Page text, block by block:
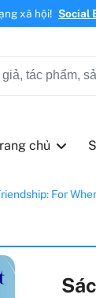
xã hội! Social
chủ
For